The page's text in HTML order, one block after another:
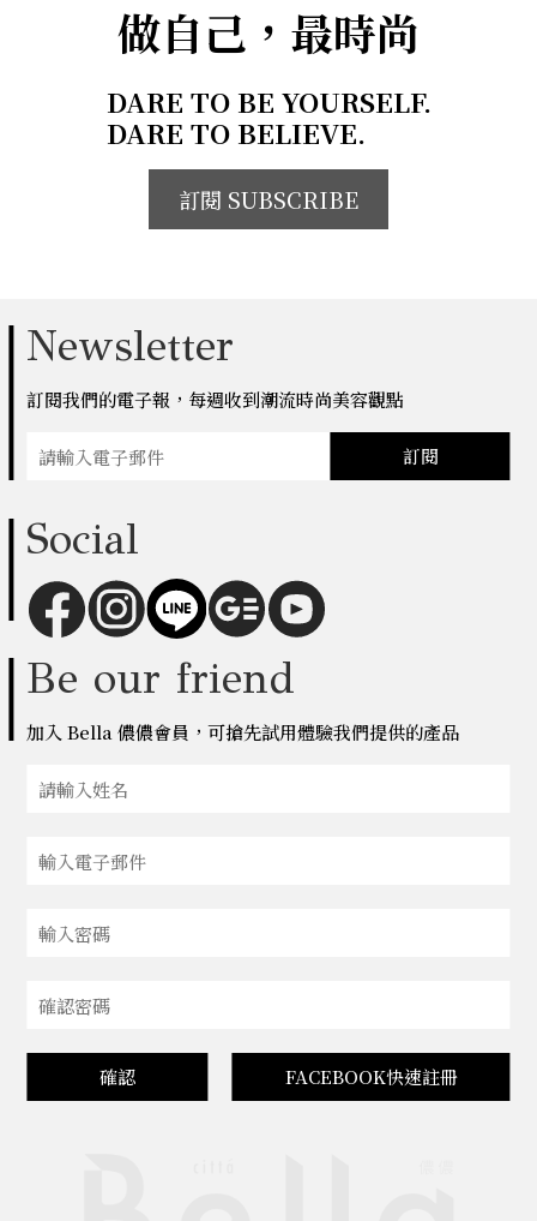
做自己，最時尚
DARE TO BE YOURSELF.
DARE TO BELIEVE.
訂閱 SUBSCRIBE
Newsletter
訂閱我們的電子報，每週收到潮流時尚美容觀點
訂閱
Social
Be our friend
加入 Bella 儂儂會員，可搶先試用體驗我們提供的產品
確認 FACEBOOK快速註冊